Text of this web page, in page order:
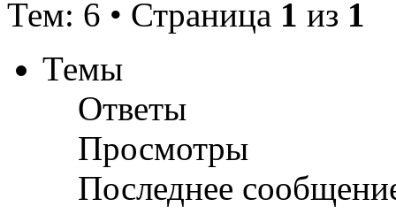
Тем: 6 • Страница 1 из 1
Темы
Ответы
Просмотры
Последнее